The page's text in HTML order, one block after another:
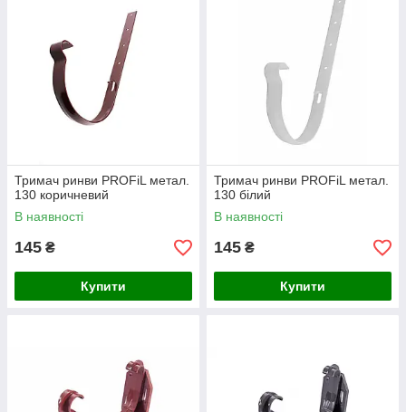
Тримач ринви PROFiL метал.
130 коричневий
В наявності
145 ₴
Купити
Тримач ринви PROFiL метал.
130 білий
В наявності
145 ₴
Купити